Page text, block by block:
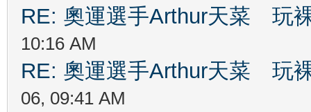
RE: 奧運選手Arthur天菜 玩
10:16 AM
RE: 奧運選手Arthur天菜 玩
06, 09:41 AM